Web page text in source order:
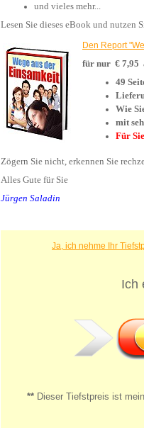
und vieles mehr...
für nur €
49
Alles Gute für Sie
Jürgen Saladin
** Dieser Tiefstpreis ist mein persönliches